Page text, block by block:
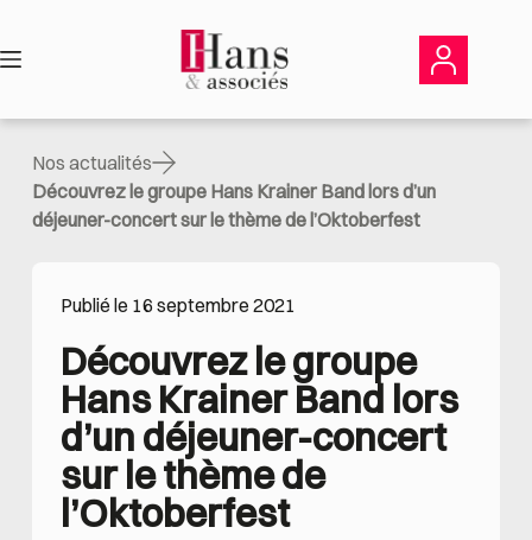
contenu
Nos actualités
Découvrez le groupe Hans Krainer Band lors d’un
déjeuner-concert sur le thème de l’Oktoberfest
Publié le 16 septembre 2021
Découvrez le groupe
Hans Krainer Band lors
d’un déjeuner-concert
sur le thème de
l’Oktoberfest